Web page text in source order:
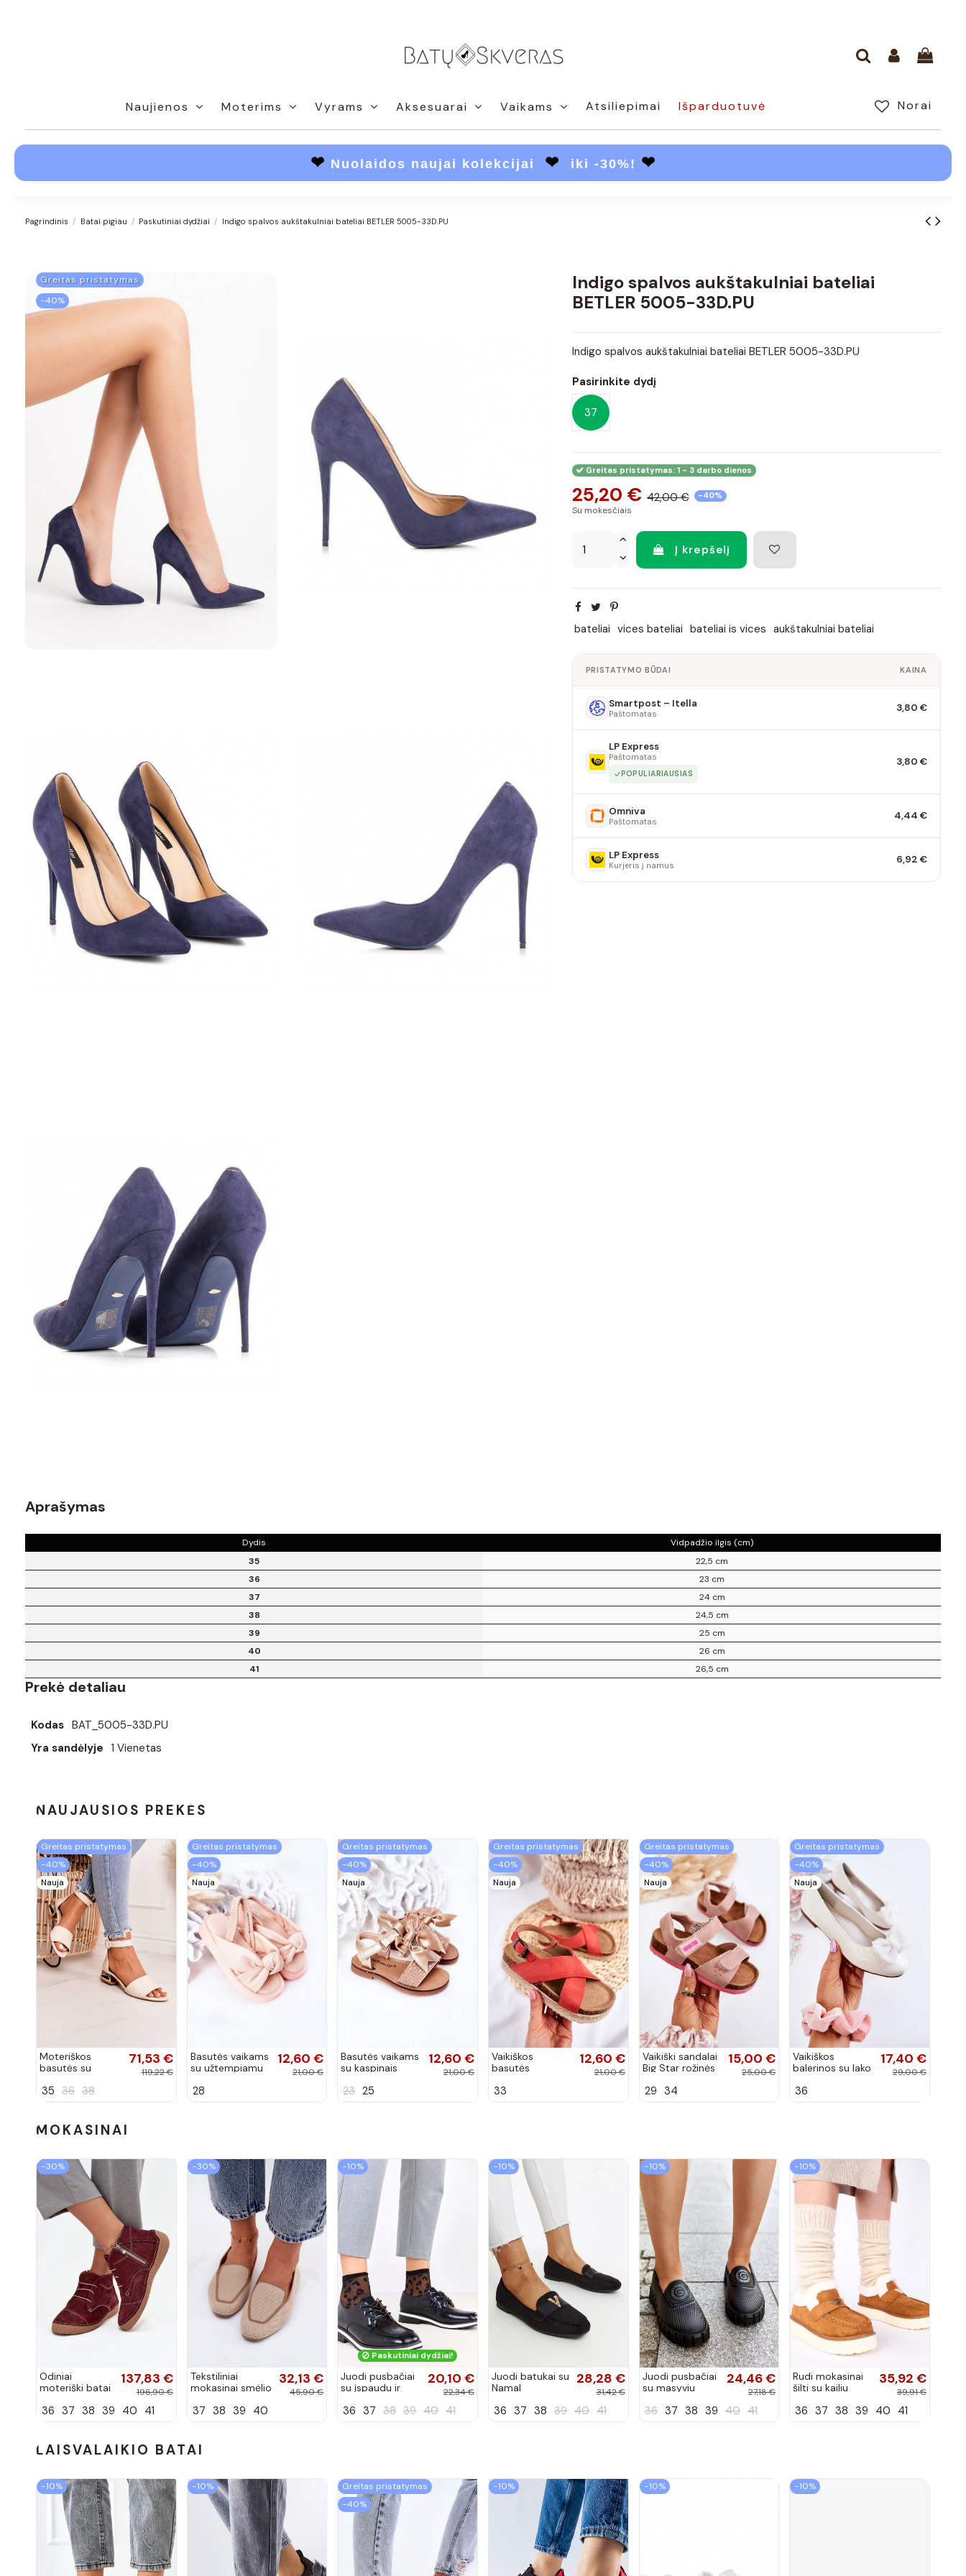
Naujienos Moterims Vyrams Aksesuarai Vaikams Atsiliepimai Norai
Išparduotuvė
❤ Nuolaidos naujai kolekcijai ❤ iki -30%! ❤
Pagrindinis Batai pigiau Paskutiniai dydžiai Indigo spalvos aukštakulniai bateliai BETLER 5005-33D.PU
Greitas pristatymas
−40%
Indigo spalvos aukštakulniai bateliai
BETLER 5005-33D.PU
Indigo spalvos aukštakulniai bateliai BETLER 5005-33D.PU
Pasirinkite dydį
37
Greitas pristatymas: 1 - 3 darbo dienos
25,20 € 42,00 € -40%
Su mokesčiais
Į krepšelį
bateliai vices bateliai bateliai is vices aukštakulniai bateliai
PRISTATYMO BŪDAI KAINA
Smartpost – Itella
Paštomatas 3,80 €
LP Express
Paštomatas
POPULIARIAUSIAS
3,80 €
Omniva
Paštomatas 4,44 €
LP Express
Kurjeris į namus 6,92 €
Aprašymas
Dydis
Vidpadžio ilgis (cm)
35
22,5 cm
36
23 cm
37
24 cm
38
24,5 cm
39
25 cm
40
26 cm
41
26,5 cm
Prekė detaliau
Kodas BAT_5005-33D.PU
Yra sandėlyje 1 Vienetas
NAUJAUSIOS PREKĖS
Greitas pristatymas
−40%
Nauja
Moteriškos
basutės su
kulniukais Laura
71,53 €
119,22 €
35 36 38
Greitas pristatymas
−40%
Nauja
Basutės vaikams
su užtempiamu
spalvos
12,60 €
21,00 €
28
Greitas pristatymas
−40%
Nauja
Basutės vaikams
su kaspinais
12,60 €
21,00 €
23 25
Greitas pristatymas
−40%
Nauja
Vaikiškos
basutės
12,60 €
21,00 €
33
Greitas pristatymas
−40%
Nauja
Vaikiški sandalai
Big Star rožinės
15,00 €
25,00 €
29 34
Greitas pristatymas
−40%
Nauja
Vaikiškos
balerinos su lako
kaspinais baltos
17,40 €
29,00 €
36
MOKASINAI
−30%
Odiniai
moteriški batai
pilies tipo,
137,83 €
196,90 €
36 37 38 39 40 41
−30%
Tekstiliniai
mokasinai smėlio
32,13 €
45,90 €
37 38 39 40
−10%
Paskutiniai dydžiai!
Juodi pusbačiai
su įspaudu ir
priekiu Kerawa
20,10 €
22,34 €
36 37 38 39 40 41
−10%
Juodi batukai su
Namal
28,28 €
31,42 €
36 37 38 39 40 41
−10%
Juodi pusbačiai
su masyviu
24,46 €
27,18 €
36 37 38 39 40 41
−10%
Rudi mokasinai
šilti su kailiu
35,92 €
39,91 €
36 37 38 39 40 41
LAISVALAIKIO BATAI
−10% −10%
Greitas pristatymas
−40%
−10% −10% −10%